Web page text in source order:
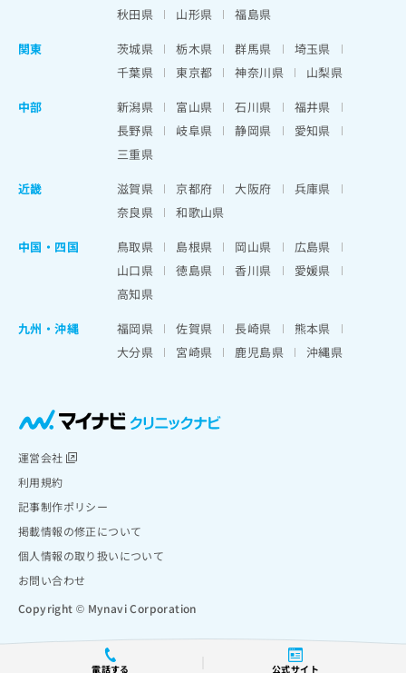
電話する 公式サイト
秋田県
山形県
福島県
関東
茨城県 栃木県 群馬県
埼玉県
千葉県
東京都 神奈川県
山梨県
中部
新潟県 富山県 石川県
福井県
長野県
岐阜県 静岡県
愛知県
三重県
近畿
滋賀県 京都府 大阪府
兵庫県
奈良県
和歌山県
中国・四国
鳥取県 島根県 岡山県
広島県
山口県
徳島県 香川県
愛媛県
高知県
九州・沖縄
福岡県 佐賀県 長崎県
熊本県
大分県
宮崎県 鹿児島県 沖縄県
運営会社
利用規約
記事制作ポリシー
掲載情報の修正について
個人情報の取り扱いについて
お問い合わせ
Copyright © Mynavi Corporation